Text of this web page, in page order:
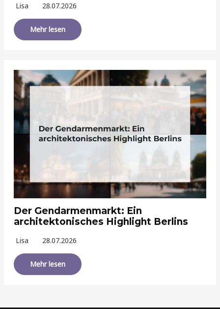
Lisa 28.07.2026
Mehr lesen
Der Gendarmenmarkt: Ein
architektonisches Highlight Berlins
Lisa 28.07.2026
Mehr lesen